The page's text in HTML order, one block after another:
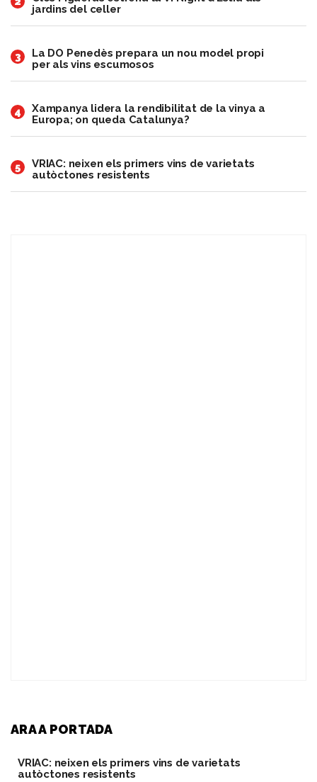
jardins del celler
3
​La DO Penedès prepara un nou model propi
per als vins escumosos
4
Xampanya lidera la rendibilitat de la vinya a
Europa; on queda Catalunya?
5
VRIAC: neixen els primers vins de varietats
autòctones resistents
ARA A PORTADA
VRIAC: neixen els primers vins de varietats
autòctones resistents